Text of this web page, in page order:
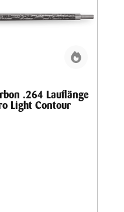
.264 Lauflänge
Light Contour